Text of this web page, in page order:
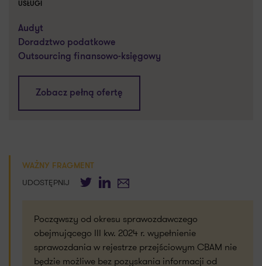
USŁUGI
Audyt
Doradztwo podatkowe
Outsourcing finansowo-księgowy
Zobacz pełną ofertę
WAŻNY FRAGMENT
UDOSTĘPNIJ TwitterLinkedIn
E-mail
Począwszy od okresu sprawozdawczego
obejmującego III kw. 2024 r. wypełnienie
sprawozdania w rejestrze przejściowym CBAM nie
będzie możliwe bez pozyskania informacji od